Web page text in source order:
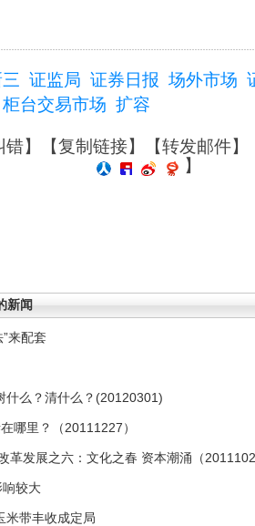
证监局 证券日报 场外市场
柜台交易市场 扩容
错】【复制链接】【转发邮件】
】
新闻
来配套
什么？清什么？(20120301)
哪里？（20111227）
革发展之六：文化之春 资本潮涌（
响较大
米带丰收成定局